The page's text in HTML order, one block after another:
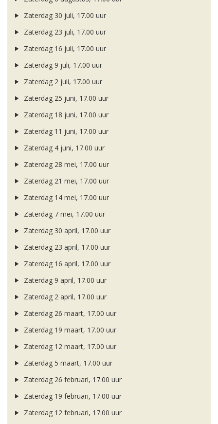
Zaterdag 30 juli, 17.00 uur
Zaterdag 23 juli, 17.00 uur
Zaterdag 16 juli, 17.00 uur
Zaterdag 9 juli, 17.00 uur
Zaterdag 2 juli, 17.00 uur
Zaterdag 25 juni, 17.00 uur
Zaterdag 18 juni, 17.00 uur
Zaterdag 11 juni, 17.00 uur
Zaterdag 4 juni, 17.00 uur
Zaterdag 28 mei, 17.00 uur
Zaterdag 21 mei, 17.00 uur
Zaterdag 14 mei, 17.00 uur
Zaterdag 7 mei, 17.00 uur
Zaterdag 30 april, 17.00 uur
Zaterdag 23 april, 17.00 uur
Zaterdag 16 april, 17.00 uur
Zaterdag 9 april, 17.00 uur
Zaterdag 2 april, 17.00 uur
Zaterdag 26 maart, 17.00 uur
Zaterdag 19 maart, 17.00 uur
Zaterdag 12 maart, 17.00 uur
Zaterdag 5 maart, 17.00 uur
Zaterdag 26 februari, 17.00 uur
Zaterdag 19 februari, 17.00 uur
Zaterdag 12 februari, 17.00 uur